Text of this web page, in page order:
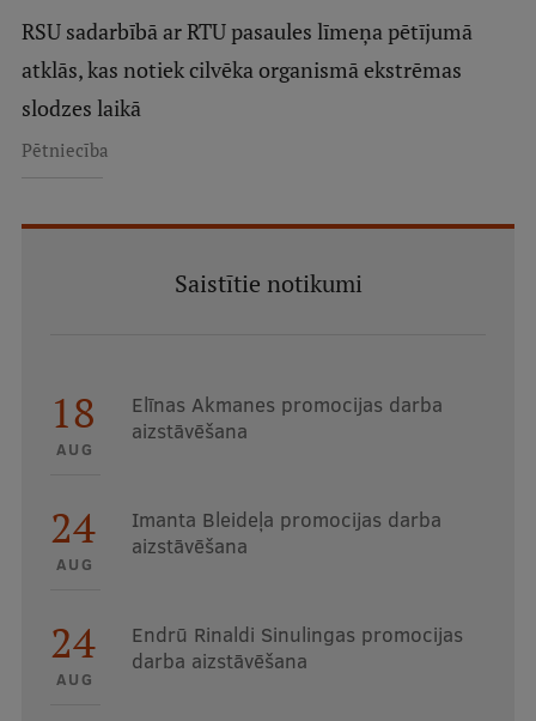
RSU sadarbībā ar RTU pasaules līmeņa pētījumā
atklās, kas notiek cilvēka organismā ekstrēmas
slodzes laikā
Pētniecība
Saistītie notikumi
18
AUG
Elīnas Akmanes promocijas darba
aizstāvēšana
24
AUG
Imanta Bleideļa promocijas darba
aizstāvēšana
24
AUG
Endrū Rinaldi Sinulingas promocijas
darba aizstāvēšana